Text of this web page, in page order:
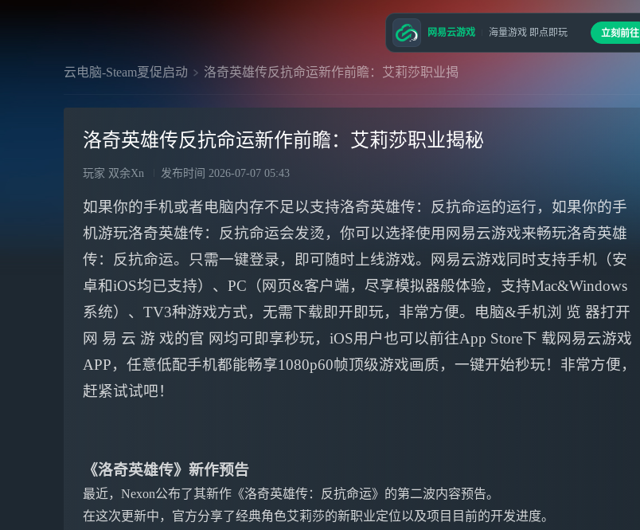
云电脑-Steam夏促启动 洛奇英雄传反抗命运新作前瞻：艾莉莎职业揭
洛奇英雄传反抗命运新作前瞻：艾莉莎职业揭秘
玩家 双余Xn 发布时间 2026-07-07 05:43
如果你的手机或者电脑内存不足以支持洛奇英雄传：反抗命运的运行，如果你的手
机游玩洛奇英雄传：反抗命运会发烫，你可以选择使用网易云游戏来畅玩洛奇英雄
传：反抗命运。只需一键登录，即可随时上线游戏。网易云游戏同时支持手机（安
卓和iOS均已支持）、PC（网页&客户端，尽享模拟器般体验，支持Mac&Windows
系统）、TV3种游戏方式，无需下载即开即玩，非常方便。电脑&手机浏 览 器打开
网 易 云 游 戏的官 网均可即享秒玩，iOS用户也可以前往App Store下 载网易云游戏
APP，任意低配手机都能畅享1080p60帧顶级游戏画质，一键开始秒玩！非常方便，
赶紧试试吧！
《洛奇英雄传》新作预告
最近，Nexon公布了其新作《洛奇英雄传：反抗命运》的第二波内容预告。
在这次更新中，官方分享了经典角色艾莉莎的新职业定位以及项目目前的开发进度。
网易云游戏 海量游戏 即点即玩 立刻前往